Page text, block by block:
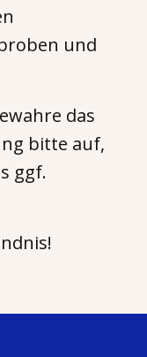
und
das
bitte auf,
ggf.